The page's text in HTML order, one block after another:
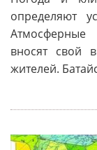
определяют
Атмосферные
вносят свой
жителей.